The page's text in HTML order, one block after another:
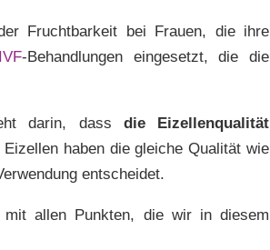
Fruchtbarkeit bei Frauen, die ihre
-Behandlungen eingesetzt, die die
darin, dass die Eizellenqualität
haben die gleiche Qualität wie
entscheidet.
allen Punkten, die wir in diesem